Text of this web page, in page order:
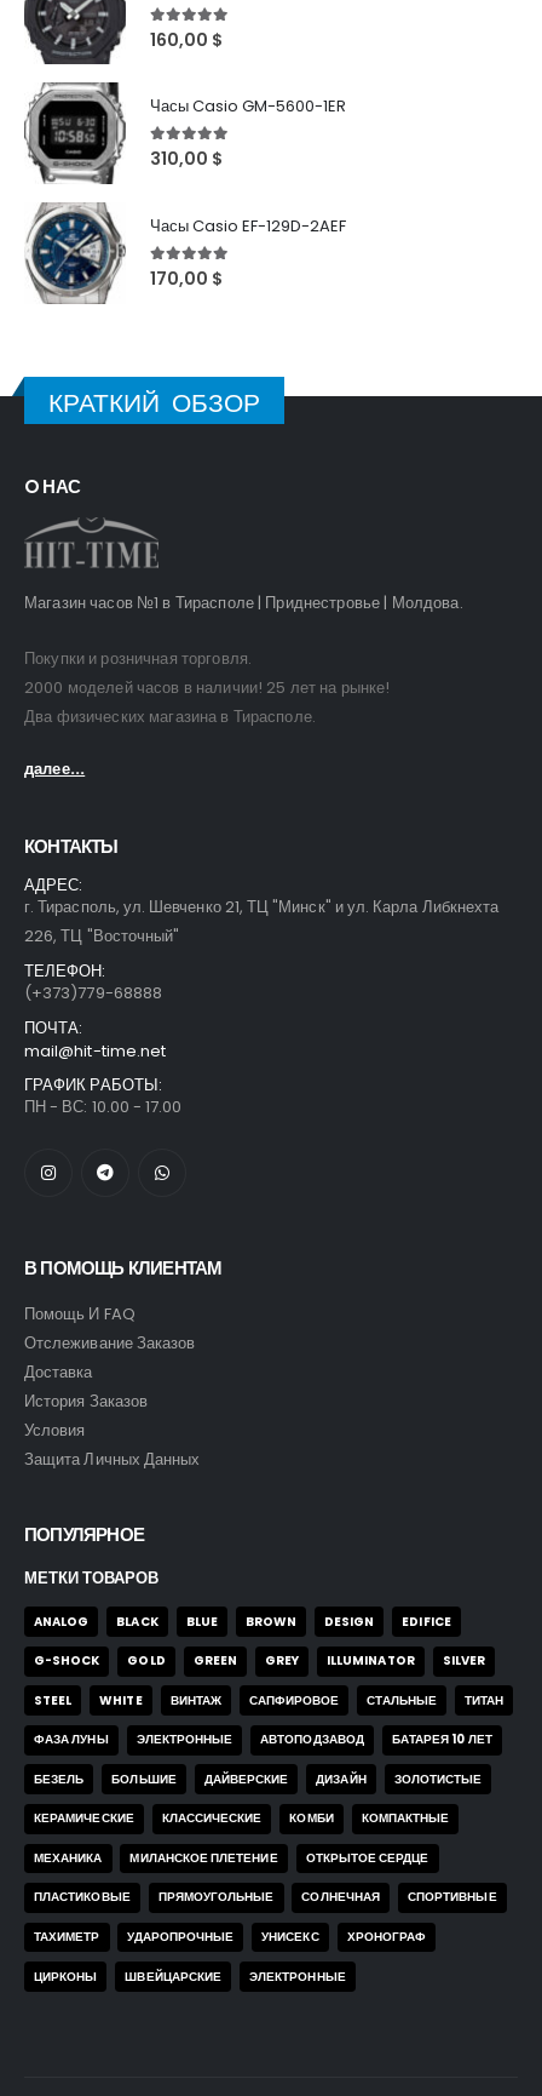
5out of 5
160,00 $
Часы Casio GM-5600-1ER
5out of 5
310,00 $
Часы Casio EF-129D-2AEF
5out of 5
170,00 $
КРАТКИЙ ОБЗОР
O НАС
Магазин часов №1 в Тирасполе | Приднестровье | Молдова.
Покупки и розничная торговля.
2000 моделей часов в наличии! 25 лет на рынке!
Два физических магазина в Тирасполе.
далее...
КОНТАКТЫ
АДРЕС:
г. Тирасполь, ул. Шевченко 21, ТЦ "Минск" и ул. Карла Либкнехта
226, ТЦ "Восточный"
ТЕЛЕФОН:
(+373)779-68888
ПОЧТА:
mail@hit-time.net
ГРАФИК РАБОТЫ:
ПН - ВС: 10.00 - 17.00
В ПОМОЩЬ КЛИЕНТАМ
Помощь И FAQ
Отслеживание Заказов
Доставка
История Заказов
Условия
Защита Личных Данных
ПОПУЛЯРНОЕ
МЕТКИ ТОВАРОВ
ANALOG BLACK BLUE BROWN DESIGN EDIFICE
G-SHOCK GOLD GREEN GREY ILLUMINATOR SILVER
STEEL WHITE ВИНТАЖ САПФИРОВОЕ СТАЛЬНЫЕ ТИТАН
ФАЗА ЛУНЫ ЭЛЕКТРОННЫЕ АВТОПОДЗАВОД БАТАРЕЯ 10 ЛЕТ
БЕЗЕЛЬ БОЛЬШИЕ ДАЙВЕРСКИЕ ДИЗАЙН ЗОЛОТИСТЫЕ
КЕРАМИЧЕСКИЕ КЛАССИЧЕСКИЕ КОМБИ КОМПАКТНЫЕ
МЕХАНИКА МИЛАНСКОЕ ПЛЕТЕНИЕ ОТКРЫТОЕ СЕРДЦЕ
ПЛАСТИКОВЫЕ ПРЯМОУГОЛЬНЫЕ СОЛНЕЧНАЯ СПОРТИВНЫЕ
ТАХИМЕТР УДАРОПРОЧНЫЕ УНИСЕКС ХРОНОГРАФ
ЦИРКОНЫ ШВЕЙЦАРСКИЕ ЭЛЕКТРОННЫЕ